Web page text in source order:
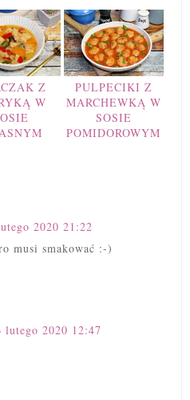
Z
W
PULPECIKI Z
MARCHEWKĄ W
SOSIE
POMIDOROWYM
2020 21:22
musi smakować :-)
lutego 2020 12:47